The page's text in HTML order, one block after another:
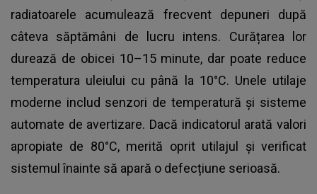
radiatoarele acumulează frecvent depuneri după
câteva săptămâni de lucru intens. Curățarea lor
durează de obicei 10–15 minute, dar poate reduce
temperatura uleiului cu până la 10°C. Unele utilaje
moderne includ senzori de temperatură și sisteme
automate de avertizare. Dacă indicatorul arată valori
apropiate de 80°C, merită oprit utilajul și verificat
sistemul înainte să apară o defecțiune serioasă.